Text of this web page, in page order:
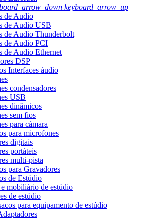
keyboard_arrow_up
de Audio
de Audio USB
de Audio Thunderbolt
de Audio PCI
de Audio Ethernet
DSP
Interfaces áudio
condensadores
USB
dinâmicos
sem fios
para cámara
para microfones
digitais
portáteis
multi-pista
para Gravadores
de Estúdio
e mobiliário de estúdio
de estúdio
para equipamento de estúdio